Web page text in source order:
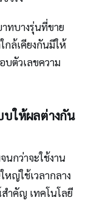
ทบางรุ่นที่ขาย
กล้เคียงกันมีให้
บตัวเลขความ
ให้ผลต่างกัน
นกว่าจะใช้งาน
หญ่ใช้เวลากลาง
ำคัญ เทคโนโลยี